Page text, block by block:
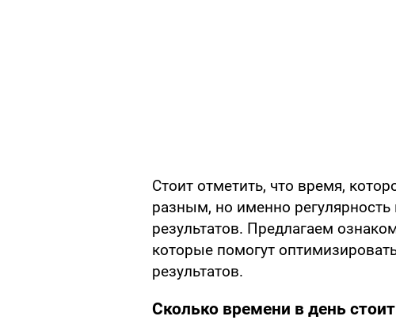
Стоит отметить, что время,
разным, но именно
результатов. Предлагаем
которые помогут
результатов.
Сколько времени в день